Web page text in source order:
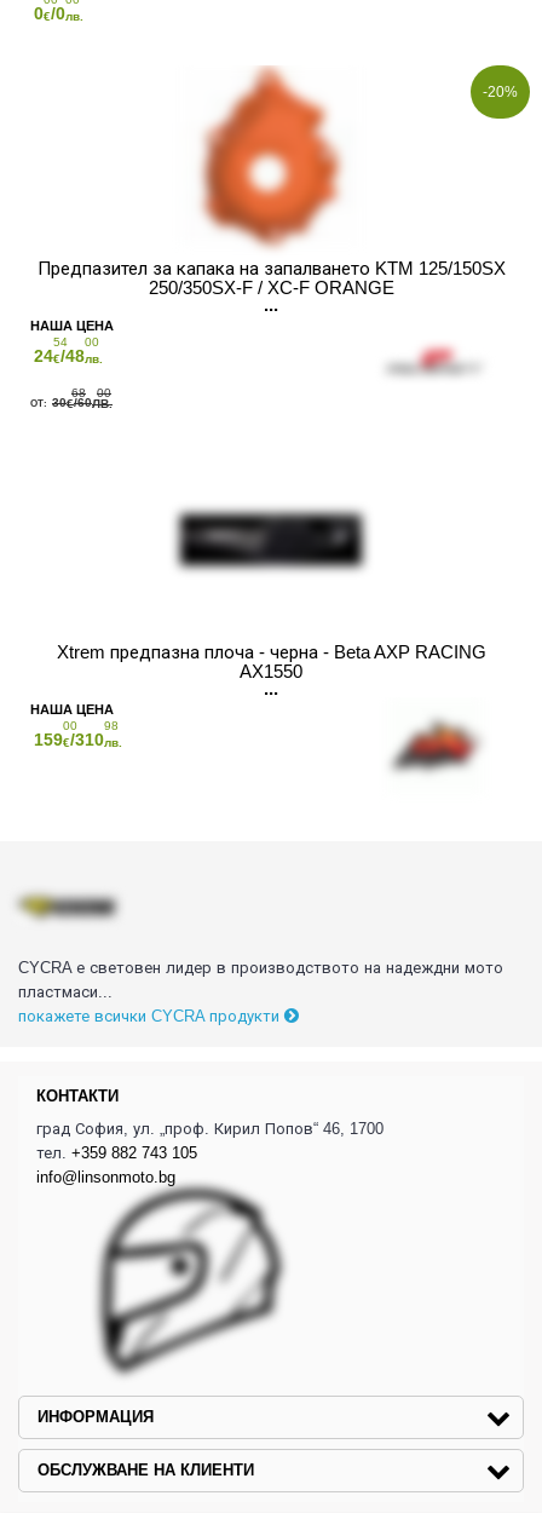
CYCRA е световен лидер в производството на надеждни мото
пластмаси...
покажете всички CYCRA продукти
0€/0лв.
-20%
Предпазител за капака на запалването KTM 125/150SX
250/350SX-F / XC-F ORANGE
24
54
€/48
00
лв.
30
68
€/60
00
ЛВ.
Xtrem предпазна плоча - черна - Beta AXP RACING
AX1550
159
00
€/310
98
лв.
КОНТАКТИ
град София, ул. „проф. Кирил Попов“ 46, 1700
тел. +359 882 743 105
info@linsonmoto.bg
ИНФОРМАЦИЯ
ОБСЛУЖВАНЕ НА КЛИЕНТИ